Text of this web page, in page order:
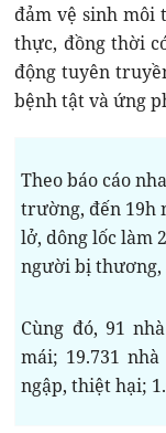
đảm vệ sinh môi
thực, đồng thời
động tuyên
bệnh tật và ứng
Theo báo cáo
trường, đến 19h
lở, dông lốc làm
người bị thương,
Cùng đó, 91
mái; 19.731
ngập, thiệt hại;